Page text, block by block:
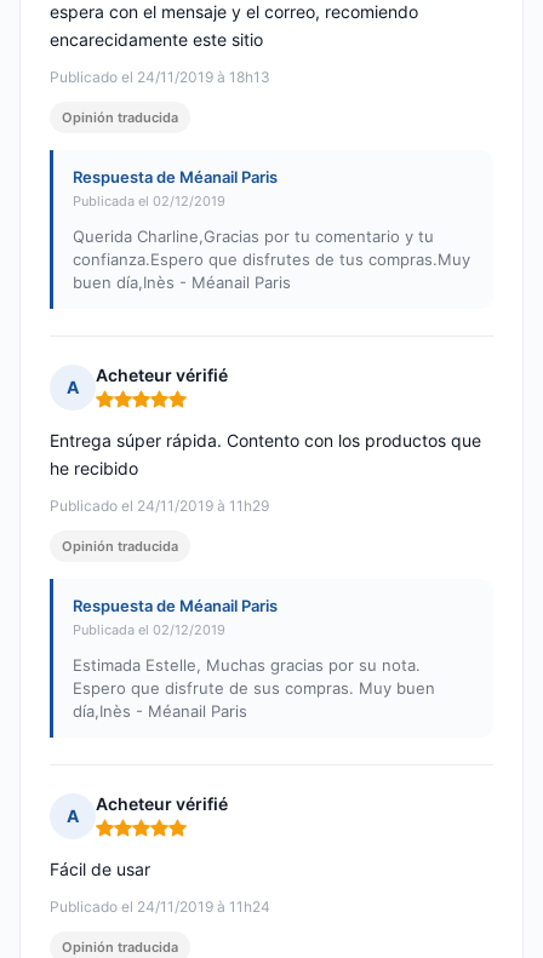
Publicado el 24/11/2019 à 18h13
espera con el mensaje y el correo, recomiendo
encarecidamente este sitio
Opinión traducida
Respuesta de Méanail Paris
Publicada el 02/12/2019
Querida Charline,Gracias por tu comentario y tu
confianza.Espero que disfrutes de tus compras.Muy
buen día,Inès - Méanail Paris
A
Acheteur vérifié
Nota: 5 de 5
Publicado el 24/11/2019 à 11h29
Entrega súper rápida. Contento con los productos que
he recibido
Opinión traducida
Respuesta de Méanail Paris
Publicada el 02/12/2019
Estimada Estelle, Muchas gracias por su nota.
Espero que disfrute de sus compras. Muy buen
día,Inès - Méanail Paris
A
Acheteur vérifié
Nota: 5 de 5
Publicado el 24/11/2019 à 11h24
Fácil de usar
Opinión traducida